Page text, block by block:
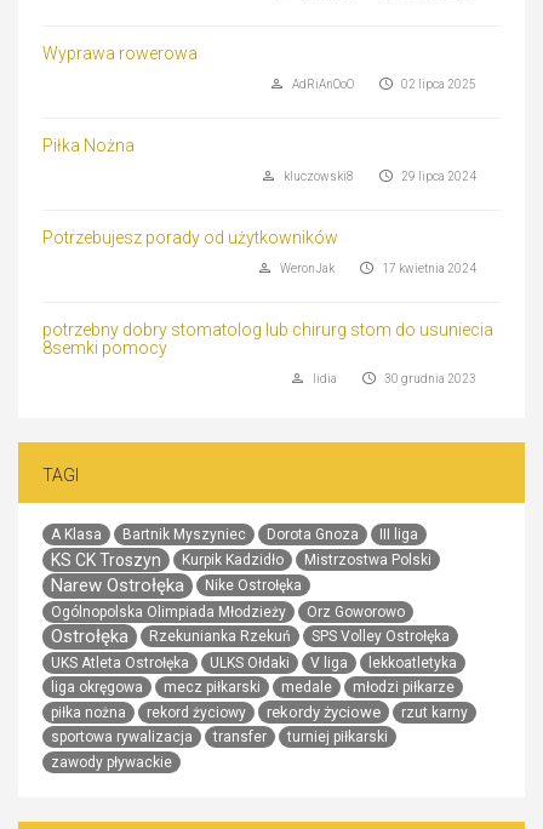
Wyprawa rowerowa
02 lipca 2025
AdRiAnOoO
Piłka Nożna
29 lipca 2024
kluczowski8
Potrzebujesz porady od użytkowników
17 kwietnia 2024
WeronJak
potrzebny dobry stomatolog lub chirurg stom do usuniecia
8semki pomocy
30 grudnia 2023
lidia
TAGI
A Klasa Bartnik Myszyniec Dorota Gnoza III liga
KS CK Troszyn Kurpik Kadzidło Mistrzostwa Polski
Narew Ostrołęka
Nike Ostrołęka
Ogólnopolska Olimpiada Młodzieży
Orz Goworowo
Ostrołęka Rzekunianka Rzekuń
SPS Volley Ostrołęka
UKS Atleta Ostrołęka
ULKS Ołdaki V liga
lekkoatletyka
liga okręgowa
mecz piłkarski medale
młodzi piłkarze
piłka nożna
rekord życiowy rekordy życiowe
rzut karny
sportowa rywalizacja
transfer
turniej piłkarski
zawody pływackie